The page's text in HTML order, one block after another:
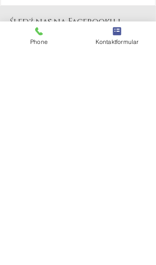
Śledź nas na Facebooku i
Instagramie!
Phone Kontaktformular